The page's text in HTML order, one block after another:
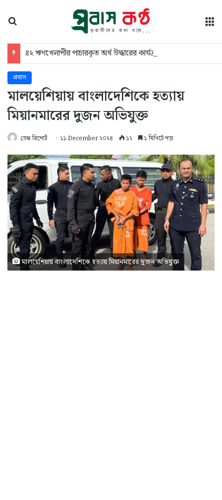
৪২ ঋণখেলাপীর পাচারকৃত অর্থ উদ্ধারের কার্যক্রম শুরু
প্রবাস
মালয়েশিয়ায় বাংলাদেশিকে হত্যায়
মিয়ানমারের দুজন অভিযুক্ত
ডেস্ক রিপোর্ট ১১ December ২০২৪ ১২ ১ মিনিটে পড়া
মালয়েশিয়ায় বাংলাদেশিকে হত্যায় মিয়ানমারের দুজন অভিযুক্ত